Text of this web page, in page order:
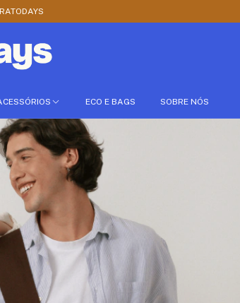
acima de R$499
ECO E BAGS SOBRE NÓS